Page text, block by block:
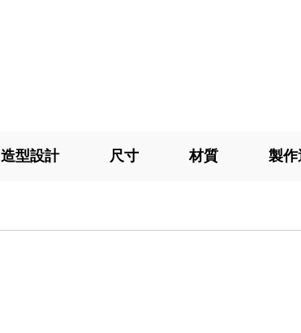
造型設計 尺寸 材質 製作